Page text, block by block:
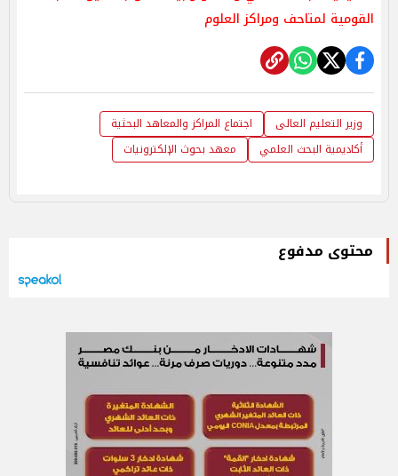
القومية لمتاحف ومراكز العلوم
وزير التعليم العالى
اجتماع المراكز والمعاهد البحثية
أكاديمية البحث العلمي
معهد بحوث الإلكترونيات
محتوى مدفوع